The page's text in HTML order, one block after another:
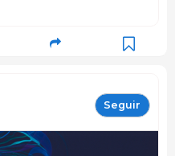
Seguir